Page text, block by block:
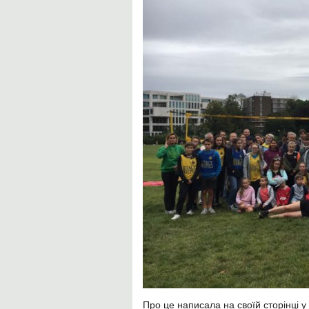
Про це написала на своїй